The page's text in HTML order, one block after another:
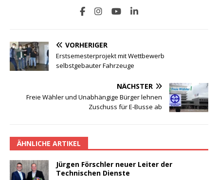
VORHERIGER
Erstsemesterprojekt mit Wettbewerb
selbstgebauter Fahrzeuge
NÄCHSTER
Freie Wähler und Unabhängige Bürger lehnen
Zuschuss für E-Busse ab
ÄHNLICHE ARTIKEL
Jürgen Förschler neuer Leiter der
Technischen Dienste